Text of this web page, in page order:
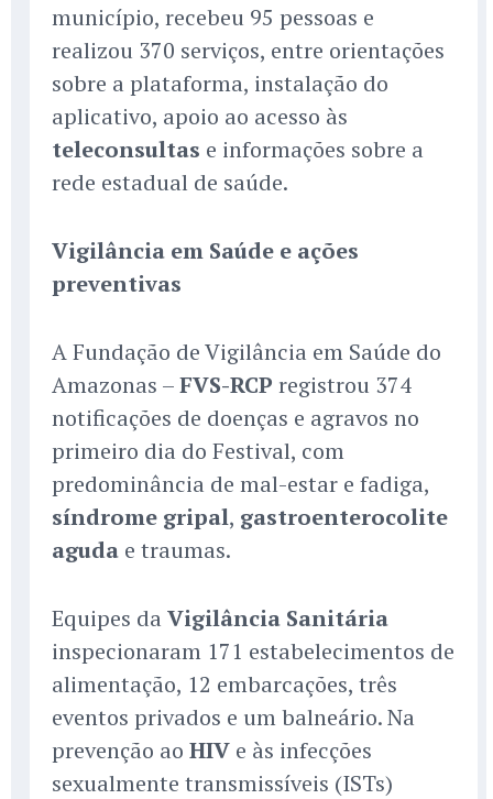
município, recebeu 95 pessoas e
realizou 370 serviços, entre orientações
sobre a plataforma, instalação do
aplicativo, apoio ao acesso às
teleconsultas e informações sobre a
rede estadual de saúde.
Vigilância em Saúde e ações
preventivas
A Fundação de Vigilância em Saúde do
Amazonas –FVS-RCP registrou 374
notificações de doenças e agravos no
primeiro dia do Festival, com
predominância de mal-estar e fadiga,
síndrome gripal, gastroenterocolite
aguda e traumas.
Equipes da Vigilância Sanitária
inspecionaram 171 estabelecimentos de
alimentação, 12 embarcações, três
eventos privados e um balneário. Na
prevenção ao HIV e às infecções
sexualmente transmissíveis (ISTs)